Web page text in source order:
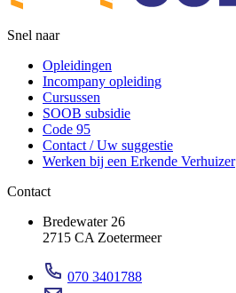
Snel naar
Opleidingen
Incompany opleiding
Cursussen
SOOB subsidie
Code 95
Contact / Uw suggestie
Werken bij een Erkende Verhuizer
Contact
Bredewater 26
2715 CA Zoetermeer
070 3401788